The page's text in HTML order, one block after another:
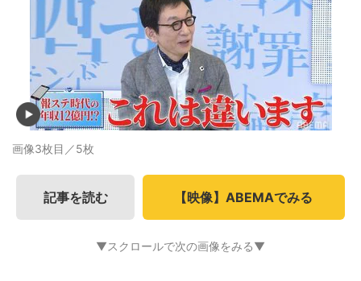
画像3枚目／5枚
記事を読む 【映像】ABEMAでみる
▼スクロールで次の画像をみる▼